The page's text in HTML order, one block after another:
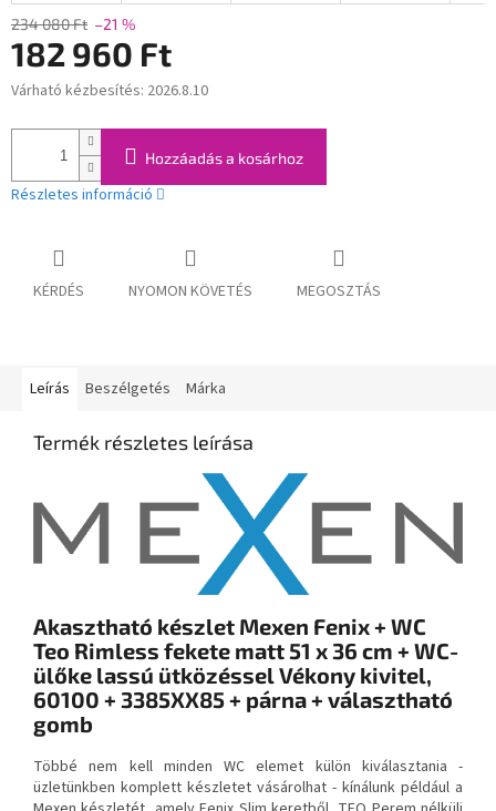
234 080 Ft –21 %
182 960 Ft
Egységár:
Várható kézbesítés: 2026.8.10
Hozzáadás a kosárhoz
Részletes információ
KÉRDÉS NYOMON KÖVETÉS MEGOSZTÁS
Leírás Beszélgetés Márka
Termék részletes leírása
Akasztható készlet Mexen Fenix + WC
Teo Rimless fekete matt 51 x 36 cm + WC-
ülőke lassú ütközéssel Vékony kivitel,
60100 + 3385XX85 + párna + választható
gomb
Többé nem kell minden WC elemet külön kiválasztania -
üzletünkben komplett készletet vásárolhat - kínálunk például a